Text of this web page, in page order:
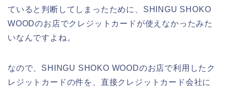
ていると判断してしまったために、SHINGU SHOKO
WOODのお店でクレジットカードが使えなかったみた
いなんですよね。
なので、SHINGU SHOKO WOODのお店で利用したク
レジットカードの件を、直接クレジットカード会社に